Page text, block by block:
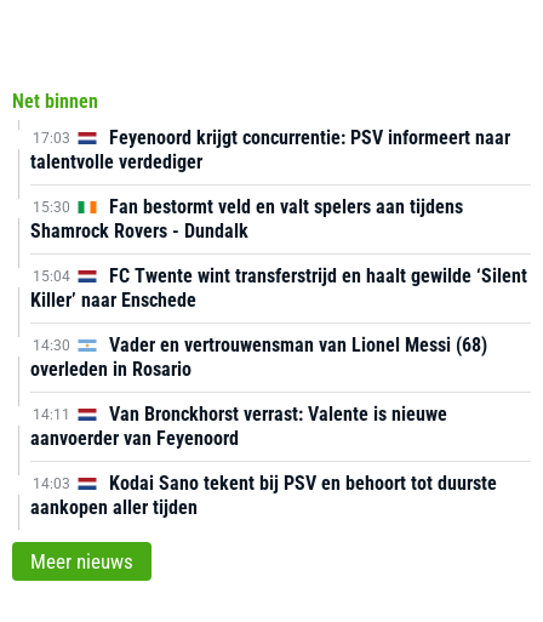
Net binnen
17:03
Feyenoord krijgt concurrentie: PSV informeert naar
talentvolle verdediger
15:30
Fan bestormt veld en valt spelers aan tijdens
Shamrock Rovers - Dundalk
15:04
FC Twente wint transferstrijd en haalt gewilde ‘Silent
Killer’ naar Enschede
14:30
Vader en vertrouwensman van Lionel Messi (68)
overleden in Rosario
14:11
Van Bronckhorst verrast: Valente is nieuwe
aanvoerder van Feyenoord
14:03
Kodai Sano tekent bij PSV en behoort tot duurste
aankopen aller tijden
Meer nieuws